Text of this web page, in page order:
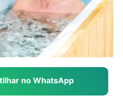
no WhatsApp